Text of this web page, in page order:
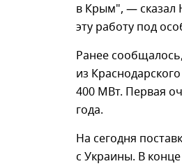
в Крым", — сказал
эту работу под
Ранее
из
400 МВт. Первая
года.
На сегодня
с Украины. В